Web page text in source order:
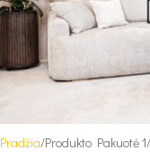
Pradžia Produkto Pakuotė 1